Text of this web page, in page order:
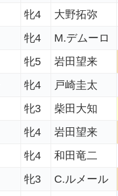
牝4 大野拓弥
牝4 M.デムーロ
牝5 岩田望来
牝4 戸崎圭太
牝3 柴田大知
牝4 岩田望来
牝4 和田竜二
牝3 C.ルメール